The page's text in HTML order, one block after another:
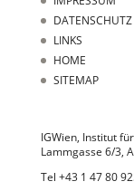
DATENSCHUTZ
LINKS
HOME
SITEMAP
IGWien, Institut
Lammgasse 6/3,
Tel +43 1 47 80